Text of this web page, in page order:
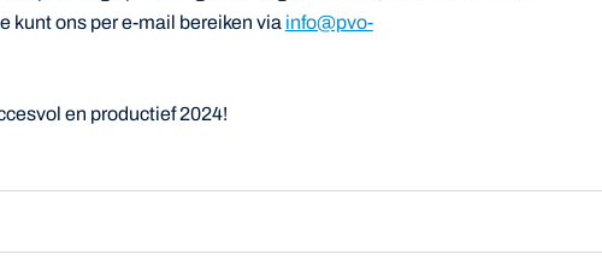
kunt ons per e-mail bereiken via info@pvo-
en productief 2024!